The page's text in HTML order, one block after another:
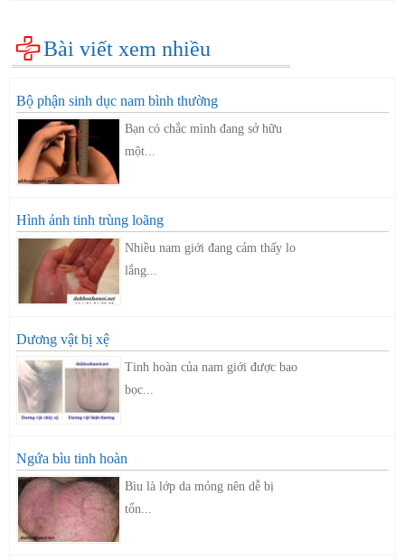
Bài viết xem nhiều
Bộ phận sinh dục nam bình thường
Bạn có chắc mình đang sở hữu
một...
Hình ảnh tinh trùng loãng
Nhiều nam giới đang cảm thấy lo
lắng...
Dương vật bị xệ
Tinh hoàn của nam giới được bao
bọc...
Ngứa bìu tinh hoàn
Bìu là lớp da mỏng nên dễ bị
tổn...